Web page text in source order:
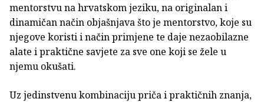
mentorstvu na hrvatskom jeziku, na originalan i
dinamičan način objašnjava što je mentorstvo, koje su
njegove koristi i način primjene te daje nezaobilazne
alate i praktične savjete za sve one koji se žele u
njemu okušati.
Uz jedinstvenu kombinaciju priča i praktičnih znanja,